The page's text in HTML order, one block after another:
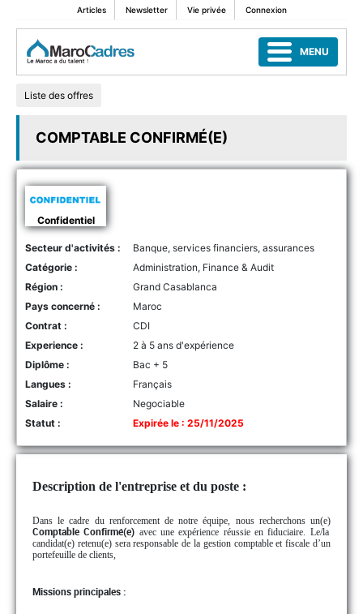
Articles Newsletter Vie privée Connexion
MENU
Liste des offres
COMPTABLE CONFIRMÉ(E)
Confidentiel
Secteur d'activités :
Banque, services financiers, assurances
Catégorie :
Administration, Finance & Audit
Région :
Grand Casablanca
Pays concerné :
Maroc
Contrat :
CDI
Experience :
2 à 5 ans d'expérience
Diplôme :
Bac + 5
Langues :
Français
Salaire :
Negociable
Statut :
Expirée le : 25/11/2025
Description de l'entreprise et du poste :
Dans le cadre du renforcement de notre équipe, nous recherchons un(e)
Comptable Confirmé(e) avec une expérience réussie en fiduciaire. Le/la
candidat(e) retenu(e) sera responsable de la gestion comptable et fiscale d’un
portefeuille de clients,
Missions principales :